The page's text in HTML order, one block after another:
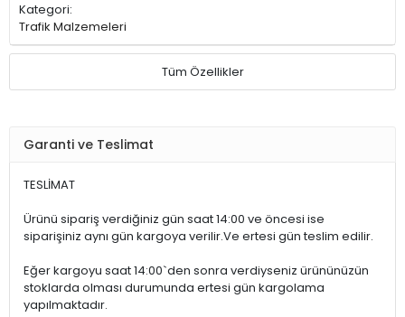
Kategori:
Trafik Malzemeleri
Tüm Özellikler
Garanti ve Teslimat
TESLİMAT
Ürünü sipariş verdiğiniz gün saat 14:00 ve öncesi ise
siparişiniz aynı gün kargoya verilir.Ve ertesi gün teslim edilir.
Eğer kargoyu saat 14:00`den sonra verdiyseniz ürününüzün
stoklarda olması durumunda ertesi gün kargolama
yapılmaktadır.